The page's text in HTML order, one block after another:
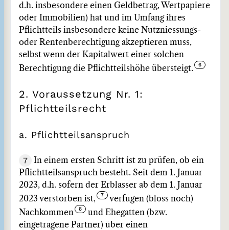
d.h. insbesondere einen Geldbetrag, Wertpapiere
oder Immobilien) hat und im Umfang ihres
Pflichtteils insbesondere keine Nutzniessungs-
oder Rentenberechtigung akzeptieren muss,
selbst wenn der Kapitalwert einer solchen
Berechtigung die Pflichtteilshöhe übersteigt.
2. Voraussetzung Nr. 1:
Pflichtteilsrecht
a. Pflichtteilsanspruch
7
In einem ersten Schritt ist zu prüfen, ob ein
Pflichtteilsanspruch besteht. Seit dem 1. Januar
2023, d.h. sofern der Erblasser ab dem 1. Januar
2023 verstorben ist,
verfügen (bloss noch)
Nachkommen
und Ehegatten (bzw.
eingetragene Partner) über einen